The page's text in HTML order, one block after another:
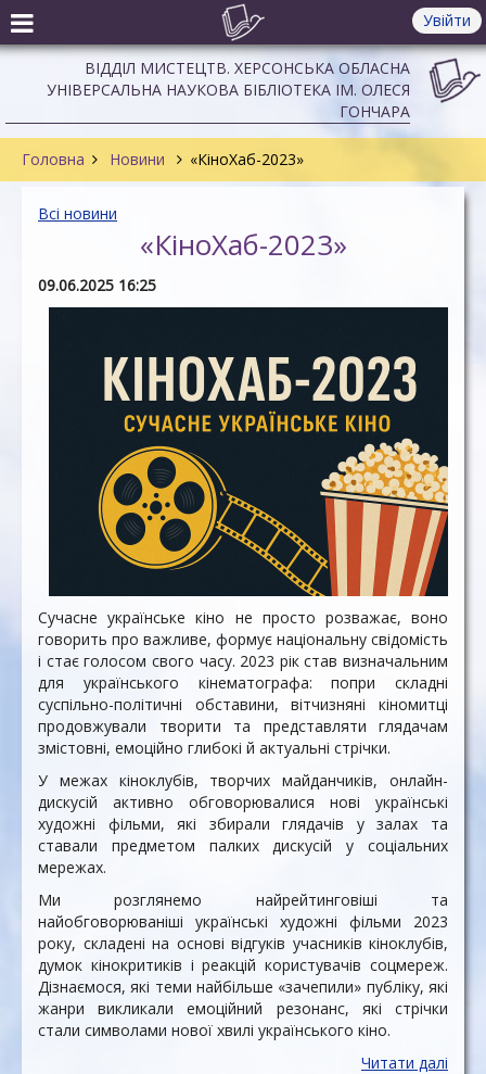
Увійти
ВІДДІЛ МИСТЕЦТВ. ХЕРСОНСЬКА ОБЛАСНА
УНІВЕРСАЛЬНА НАУКОВА БІБЛІОТЕКА ІМ. ОЛЕСЯ
ГОНЧАРА
Головна Новини «КіноХаб-2023»
Всі новини
«КіноХаб-2023»
09.06.2025 16:25
Сучасне українське кіно не просто розважає, воно
говорить про важливе, формує національну свідомість
і стає голосом свого часу. 2023 рік став визначальним
для українського кінематографа: попри складні
суспільно-політичні обставини, вітчизняні кіномитці
продовжували творити та представляти глядачам
змістовні, емоційно глибокі й актуальні стрічки.
У межах кіноклубів, творчих майданчиків, онлайн-
дискусій активно обговорювалися нові українські
художні фільми, які збирали глядачів у залах та
ставали предметом палких дискусій у соціальних
мережах.
Ми розглянемо найрейтинговіші та
найобговорюваніші українські художні фільми 2023
року, складені на основі відгуків учасників кіноклубів,
думок кінокритиків і реакцій користувачів соцмереж.
Дізнаємося, які теми найбільше «зачепили» публіку, які
жанри викликали емоційний резонанс, які стрічки
стали символами нової хвилі українського кіно.
Читати далі